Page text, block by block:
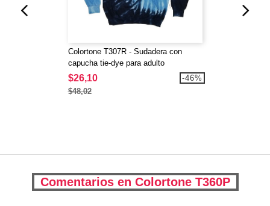
Colortone T307R - Sudadera con
capucha tie-dye para adulto
$26,10
$48,02
-46%
Comentarios en Colortone T360P